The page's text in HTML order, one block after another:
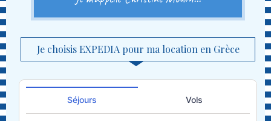
Je choisis EXPEDIA pour ma location en Grèce